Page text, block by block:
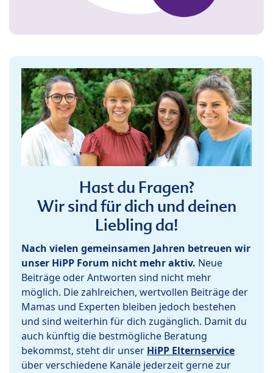
Hast du Fragen?
Wir sind für dich und deinen
Liebling da!
Nach vielen gemeinsamen Jahren betreuen wir
unser HiPP Forum nicht mehr aktiv. Neue
Beiträge oder Antworten sind nicht mehr
möglich. Die zahlreichen, wertvollen Beiträge der
Mamas und Experten bleiben jedoch bestehen
und sind weiterhin für dich zugänglich. Damit du
auch künftig die bestmögliche Beratung
bekommst, steht dir unser HiPP Elternservice
über verschiedene Kanäle jederzeit gerne zur